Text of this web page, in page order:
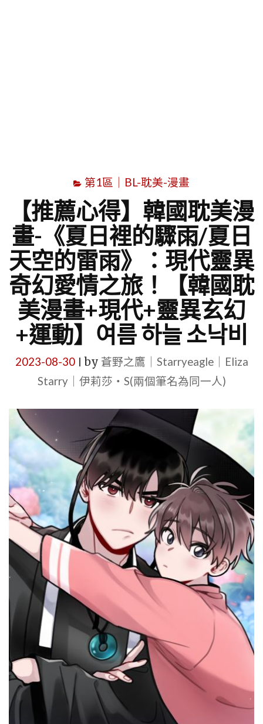
第1區｜BL-耽美-漫畫
【推薦心得】韓國耽美漫
畫-《夏日裡的驟雨/夏日
天空的雷雨》：現代靈異
奇幻愛情之旅！【韓國耽
美漫畫+現代+靈異玄幻
+運動】여름 하늘 소낙비
2023-08-30| by 蒼野之鷹｜Starryeagle｜Eliza
Starry｜伊莉莎・S(兩個筆名為同一人)